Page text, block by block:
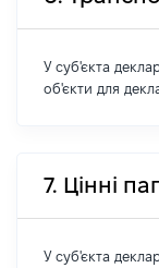
У суб'єкта
об'єкти для
7. Цінні
У суб'єкта